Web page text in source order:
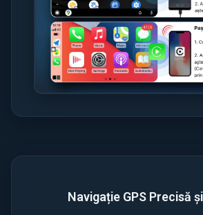
Navigație GPS Precisă